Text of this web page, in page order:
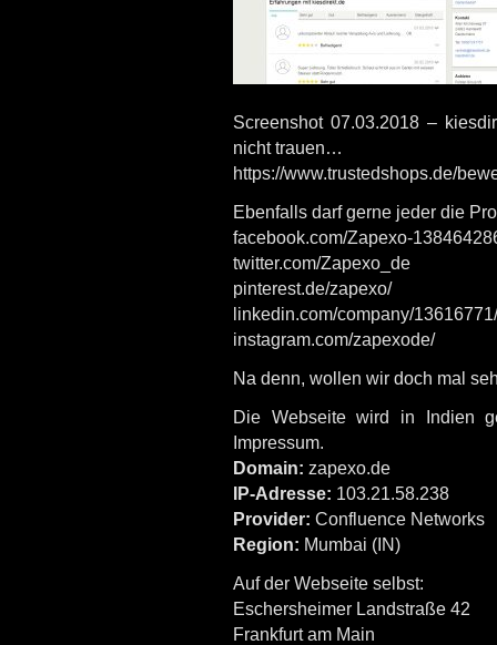
Screenshot 07.03.2018 –
nicht trauen…
https://www.trustedshops.de/
Ebenfalls darf gerne jeder die
facebook.com/Zapexo-
twitter.com/Zapexo_de
pinterest.de/zapexo/
linkedin.com/company/13616771/
instagram.com/zapexode/
Na denn, wollen wir doch mal
Die Webseite wird in Indien
Impressum.
Domain: zapexo.de
IP-Adresse: 103.21.58.238
Provider: Confluence Networks
Region: Mumbai (IN)
Auf der Webseite selbst:
Eschersheimer Landstraße 42
Frankfurt am Main